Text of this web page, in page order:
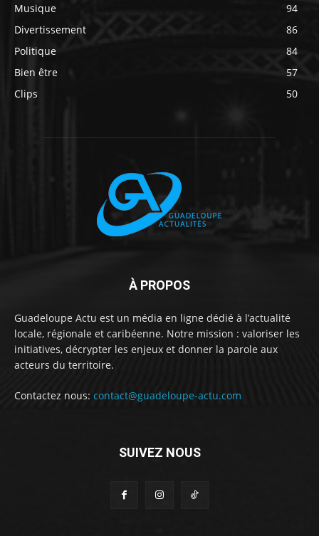
Musique
94
Divertissement
86
Politique
84
Bien être
57
Clips
50
À PROPOS
Guadeloupe Actu est un média en ligne dédié à l’actualité
locale, régionale et caribéenne. Notre mission : valoriser les
initiatives, décrypter les enjeux et donner la parole aux
acteurs du territoire.
Contactez nous: contact@guadeloupe-actu.com
SUIVEZ NOUS